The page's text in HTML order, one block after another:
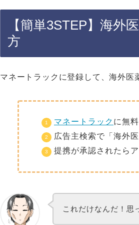
【簡単3STEP】海外
方
マネートラックに登録して、海外医
マネートラック に無
広告主検索で「海外
提携が承認されたら
これだけなんだ！思